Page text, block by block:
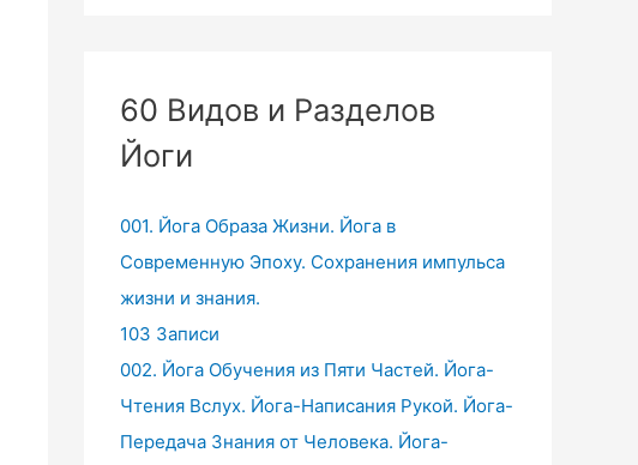
60 Видов и Разделов
Йоги
001. Йога Образа Жизни. Йога в
Современную Эпоху. Сохранения импульса
жизни и знания.
103 Записи
002. Йога Обучения из Пяти Частей. Йога-
Чтения Вслух. Йога-Написания Рукой. Йога-
Передача Знания от Человека. Йога-